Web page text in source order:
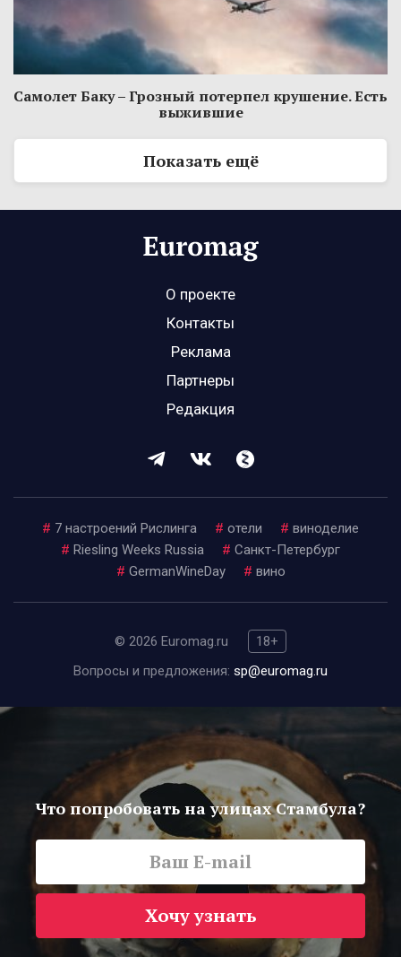
Самолет Баку – Грозный потерпел крушение. Есть
выжившие
Показать ещё
О проекте
Контакты
Реклама
Партнеры
Редакция
# 7 настроений Рислинга # отели # виноделие
# Riesling Weeks Russia # Санкт-Петербург
# GermanWineDay # вино
© 2026 Euromag.ru
18+
Вопросы и предложения: sp@euromag.ru
Что попробовать на улицах Стамбула?
Хочу узнать